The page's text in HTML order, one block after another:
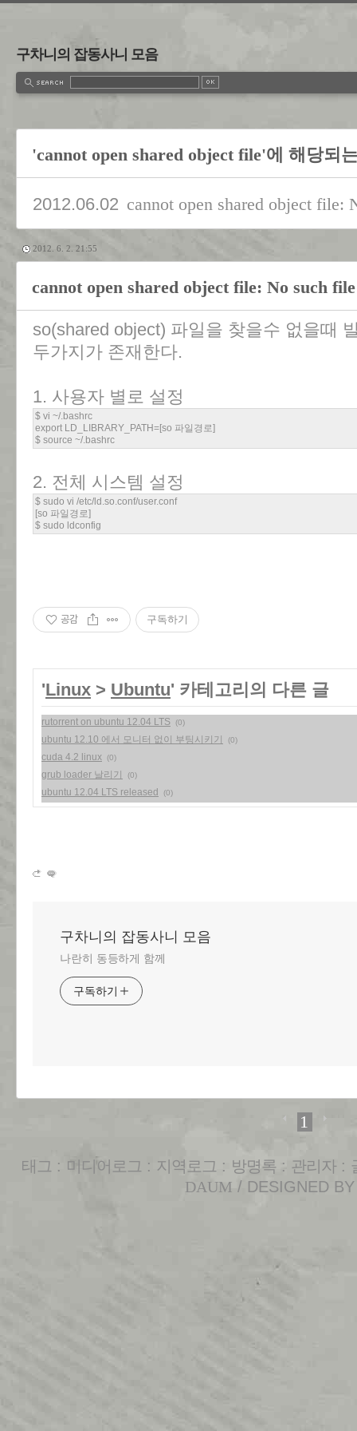
구차니의 잡동사니 모음
'cannot open shared object file'에 해당되
2012.06.02 cannot open shared object file:
2012. 6. 2. 21:55
cannot open shared object file: No such
so(shared object) 파일을 찾을수 없을때
두가지가 존재한다.
1. 사용자 별로 설정
$ vi ~/.bashrc
export LD_LIBRARY_PATH=[so 파일경로]
$ source ~/.bashrc
2. 전체 시스템 설정
$ sudo vi /etc/ld.so.conf/user.conf
[so 파일경로]
$ sudo ldconfig
공감 구독하기
'Linux > Ubuntu' 카테고리의 다른 글
rutorrent on ubuntu 12.04 LTS (0)
ubuntu 12.10 에서 모니터 없이 부팅시키기 (0)
cuda 4.2 linux (0)
grub loader 날리기 (0)
ubuntu 12.04 LTS released (0)
구차니의 잡동사니 모음
나란히 동등하게 함께
구독하기
1
태그 : 미디어로그 : 지역로그 : 방명록 : 관리자 :
DAUM / DESIGNED